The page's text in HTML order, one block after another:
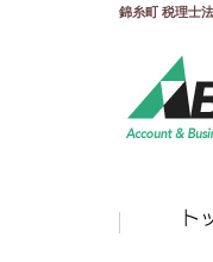
錦糸町 税理士